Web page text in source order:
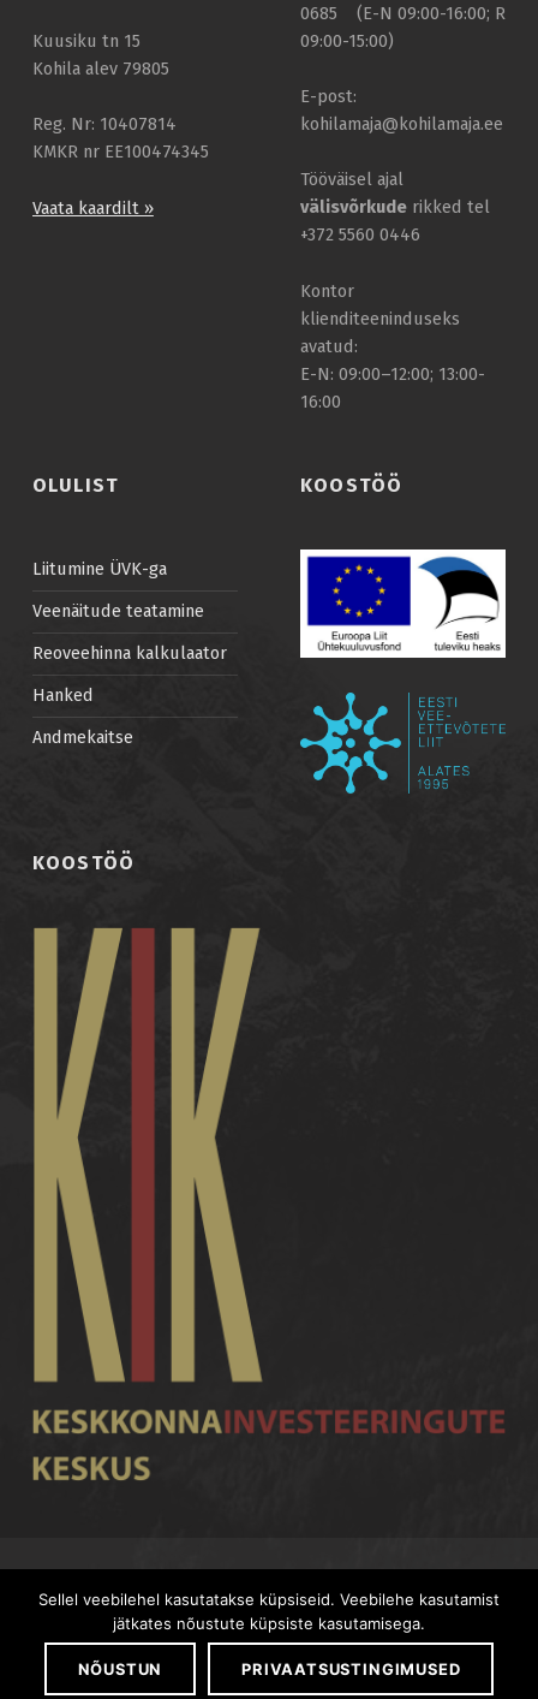
Kuusiku tn 15
Kohila alev 79805
Reg. Nr: 10407814
KMKR nr EE100474345
Vaata kaardilt »
0685 (E-N 09:00-16:00; R
09:00-15:00)
E-post:
kohilamaja@kohilamaja.ee
Tööväisel ajal
välisvõrkuderikked tel
+372 5560 0446
Kontor
klienditeeninduseks
avatud:
E-N: 09:00–12:00; 13:00-
16:00
OLULIST
Liitumine ÜVK-ga
Veenäitude teatamine
Reoveehinna kalkulaator
Hanked
Andmekaitse
KOOSTÖÖ
KOOSTÖÖ
2020 Kohila Maja
Kohila Maja Facebookis
Sellel veebilehel kasutatakse küpsiseid. Veebilehe kasutamist
jätkates nõustute küpsiste kasutamisega.
NÕUSTUN PRIVAATSUSTINGIMUSED